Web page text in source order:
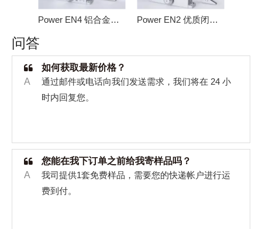
Power EN4 铝合金闭门器 金属门 602 Power EN2 优质闭门器 702
问答
如何获取最新价格？
A
通过邮件或电话向我们发送需求，我们将在 24 小
时内回复您。
您能在我下订单之前给我寄样品吗？
A
我司提供1套免费样品，需要您的快递帐户进行运
费到付。